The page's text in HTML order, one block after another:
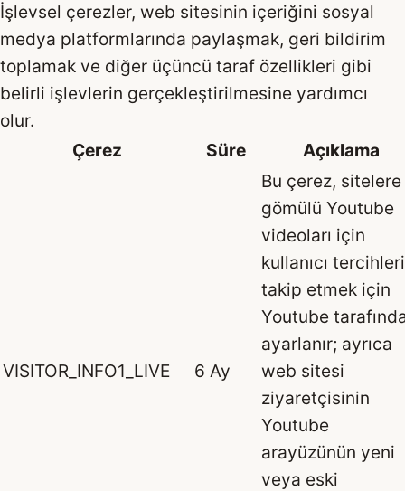
İşlevsel çerezler, web sitesinin içeriğini sosyal
medya platformlarında paylaşmak, geri bildirim
toplamak ve diğer üçüncü taraf özellikleri gibi
belirli işlevlerin gerçekleştirilmesine yardımcı
olur.
Çerez
Süre Açıklama
VISITOR_INFO1_LIVE 6 Ay
Bu çerez, sitelere
gömülü Youtube
videoları için
kullanıcı
takip etmek için
Youtube
ayarlanır; ayrıca
web sitesi
ziyaretçisinin
Youtube
arayüzünün yeni
veya eski